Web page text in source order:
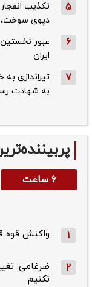
5
تکذیب
دپوی سوخت،
6
عبور
ایران
7
تیراندازی
به شهادت
۶ ساعت
1 واکنش قوه
2
ضرغامی:
نکنیم